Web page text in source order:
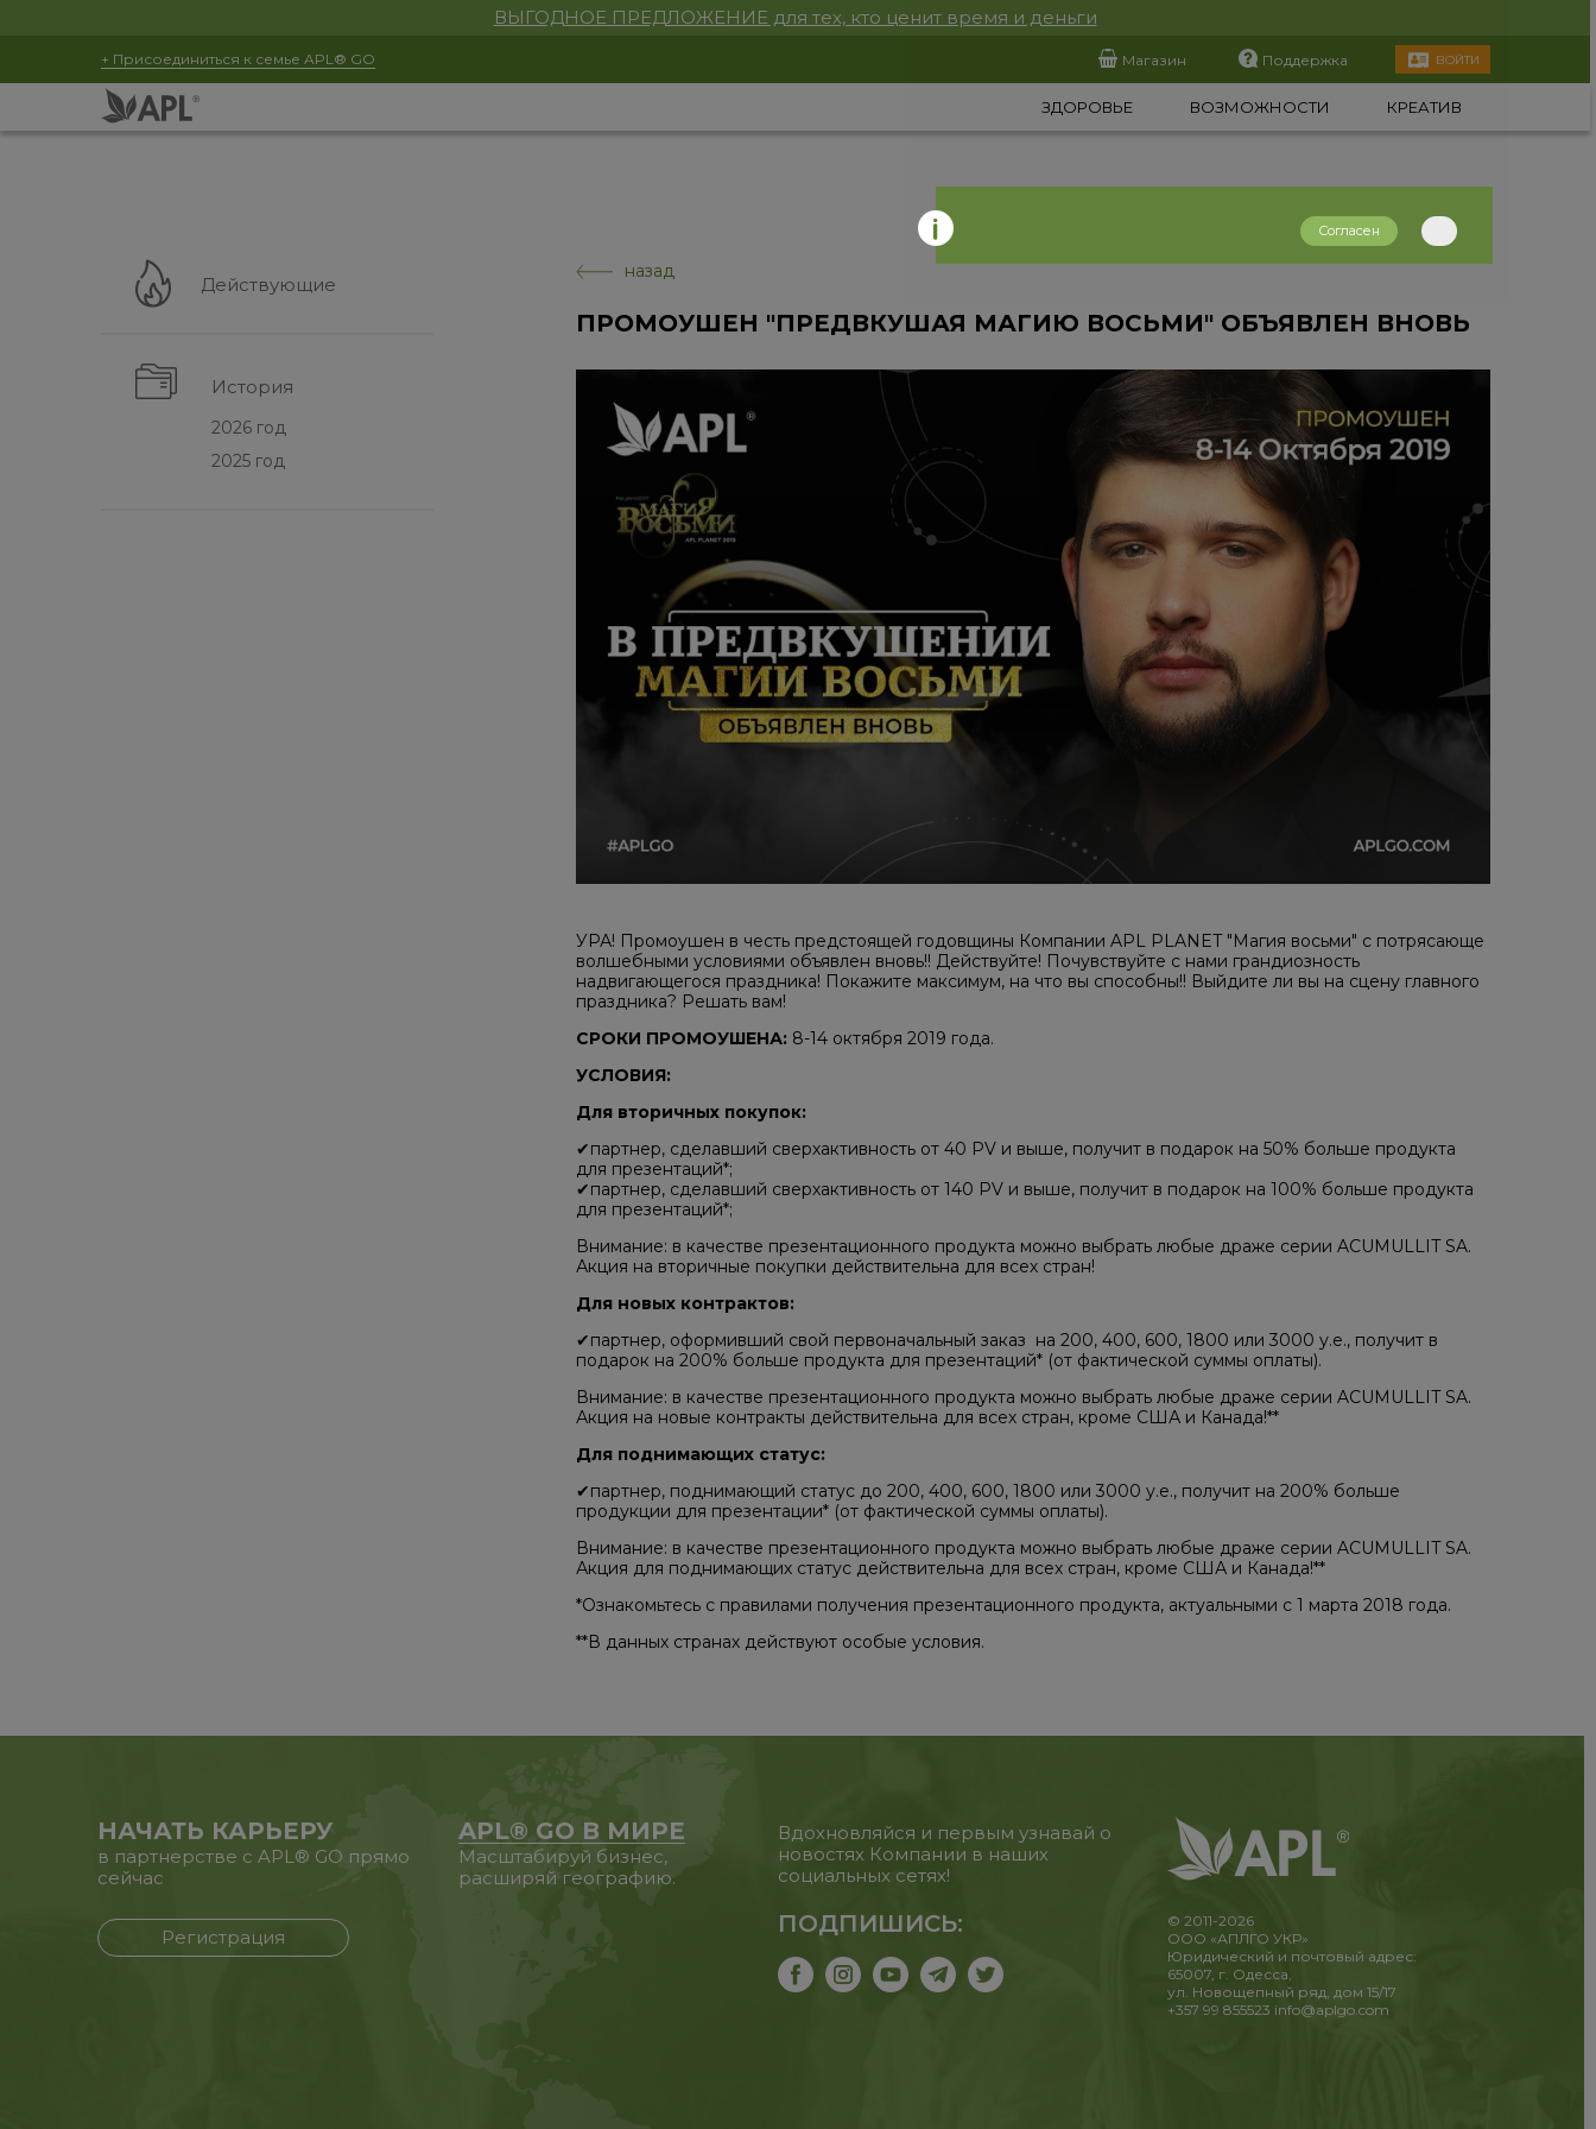
ВЫГОДНОЕ ПРЕДЛОЖЕНИЕ для тех, кто ценит время и деньги
+ Присоединиться к семье APL® GO Магазин Поддержка ВОЙТИ
ЗДОРОВЬЕ ВОЗМОЖНОСТИ КРЕАТИВ
Действующие
История
2026 год
2025 год
назад
ПРОМОУШЕН "ПРЕДВКУШАЯ МАГИЮ ВОСЬМИ" ОБЪЯВЛЕН ВНОВЬ
УРА! Промоушен в честь предстоящей годовщины Компании APL PLANET "Магия восьми" с потрясающе
волшебными условиями объявлен вновь!! Действуйте! Почувствуйте с нами грандиозность
надвигающегося праздника! Покажите максимум, на что вы способны!! Выйдите ли вы на сцену главного
праздника? Решать вам!
СРОКИ ПРОМОУШЕНА: ​​ 8-14 октября 2019 года.
УСЛОВИЯ: ​
Для вторичных покупок:
✔партнер, сделавший сверхактивность от 40 PV и выше, получит в подарок на 50% больше продукта
для презентаций*;
✔партнер, сделавший сверхактивность от 140 PV и выше, получит в подарок на 100% больше продукта
для презентаций*;
Внимание: в качестве презентационного продукта можно выбрать любые драже серии ACUMULLIT SA.
Акция на вторичные покупки действительна для всех стран!
Для новых контрактов:
✔партнер, оформивший свой первоначальный заказ ​ на​ 200, 400, 600, 1800 или 3000 у.е., получит в
подарок на 200% больше продукта для презентаций* (от фактической суммы оплаты). ​
Внимание: в качестве презентационного продукта можно выбрать любые драже серии ACUMULLIT SA.
Акция на новые контракты действительна для всех стран, кроме США и Канада!** ​
Для поднимающих статус:
✔​партнер, поднимающий статус до 200, 400, 600, 1800 или 3000 у.е., получит на 200% больше
продукции для презентации* (от фактической суммы оплаты).
Внимание: в качестве презентационного продукта можно выбрать любые драже серии ACUMULLIT SA.
Акция для поднимающих статус действительна для всех стран, кроме США и Канада!​** ​
*Ознакомьтесь с правилами получения презентационного продукта, актуальными с 1 марта 2018 года.
**​В​ данных странах действуют особые условия.
НАЧАТЬ КАРЬЕРУ
в партнерстве с APL® GO прямо
сейчас
Регистрация
APL® GO В МИРЕ
Масштабируй бизнес,
расширяй географию.
Вдохновляйся и первым узнавай о
новостях Компании в наших
социальных сетях!
ПОДПИШИСЬ:
© 2011-2026
ООО «АПЛГО УКР»
Юридический и почтовый адрес:
65007, г. Одесса,
ул. Новощепный ряд, дом 15/17
+357 99 855523 info@aplgo.com
Согласен